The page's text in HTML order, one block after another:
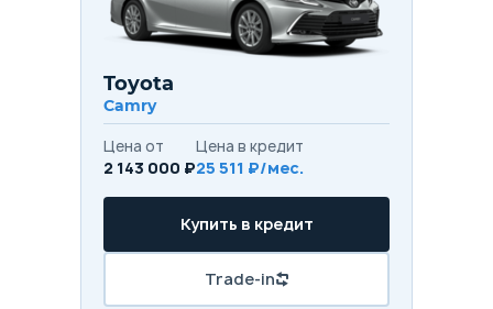
Toyota
Camry
Цена от
2 143 000 ₽
Цена в кредит
25 511 ₽/мес.
Купить в кредит
Trade-in